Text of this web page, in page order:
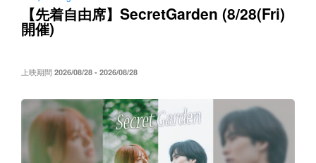
【先着自由席】 SecretGarden (8/28(Fri)
開催)
上映期間 2026/08/28 - 2026/08/28